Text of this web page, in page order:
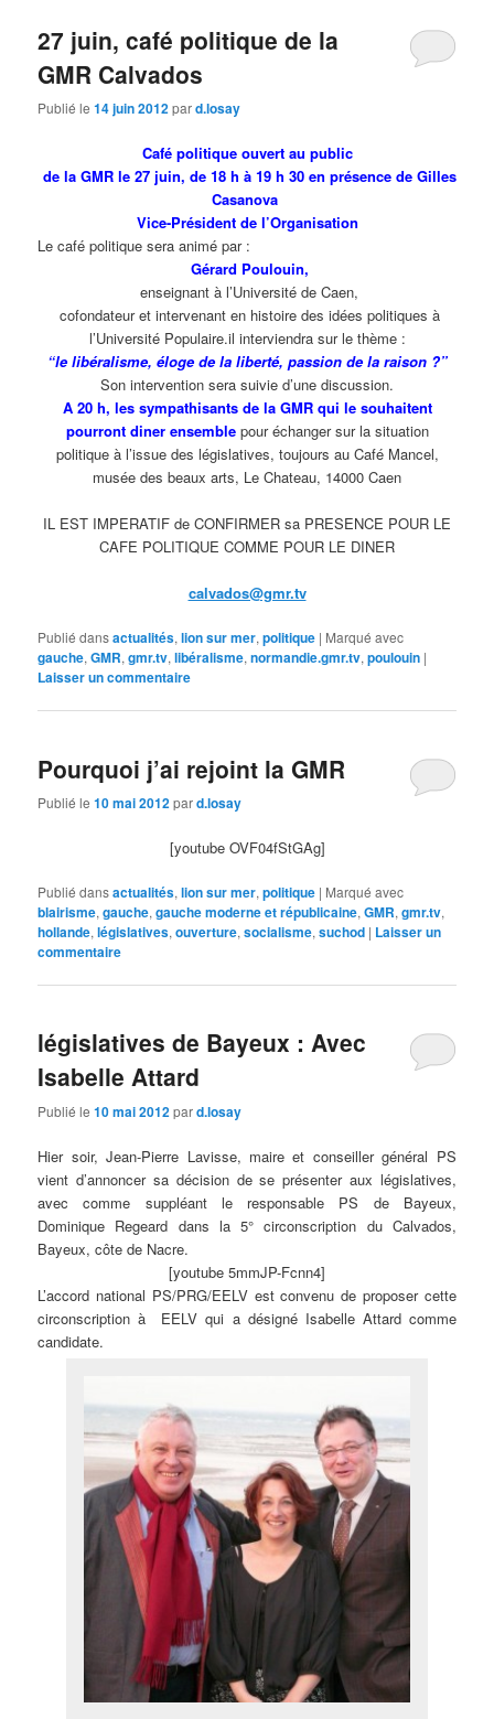
27 juin, café politique de la
GMR Calvados
Publié le14 juin 2012pard.losay
Café politique ouvert au public
de la GMR le 27 juin, de 18 h à 19 h 30 en présence de Gilles
Casanova
Vice-Président de l’Organisation
Le café politique sera animé par :
Gérard Poulouin,
enseignant à l’Université de Caen,
cofondateur et intervenant en histoire des idées politiques à
l’Université Populaire.il interviendra sur le thème :
“le libéralisme, éloge de la liberté, passion de la raison ?”
Son intervention sera suivie d’une discussion.
A 20 h, les sympathisants de la GMR qui le souhaitent
pourront diner ensemblepour échanger sur la situation
politique à l’issue des législatives, toujours au Café Mancel,
musée des beaux arts, Le Chateau, 14000 Caen
IL EST IMPERATIF de CONFIRMER sa PRESENCE POUR LE
CAFE POLITIQUE COMME POUR LE DINER
calvados@gmr.tv
Publié dansactualités,lion sur mer,politique | Marqué avec
gauche,GMR,gmr.tv,libéralisme,normandie.gmr.tv,poulouin |
Laisser un commentaire
Pourquoi j’ai rejoint la GMR
Publié le10 mai 2012pard.losay
[youtube OVF04fStGAg]
Publié dansactualités,lion sur mer,politique | Marqué avec
blairisme,gauche,gauche moderne et républicaine,GMR,gmr.tv,
hollande,législatives,ouverture,socialisme,suchod | Laisser un
commentaire
législatives de Bayeux : Avec
Isabelle Attard
Publié le10 mai 2012pard.losay
Hier soir, Jean-Pierre Lavisse, maire et conseiller général PS
vient d’annoncer sa décision de se présenter aux législatives,
avec comme suppléant le responsable PS de Bayeux,
Dominique Regeard dans la 5° circonscription du Calvados,
Bayeux, côte de Nacre.
[youtube 5mmJP-Fcnn4]
L’accord national PS/PRG/EELV est convenu de proposer cette
circonscription à EELV qui a désigné Isabelle Attard comme
candidate.